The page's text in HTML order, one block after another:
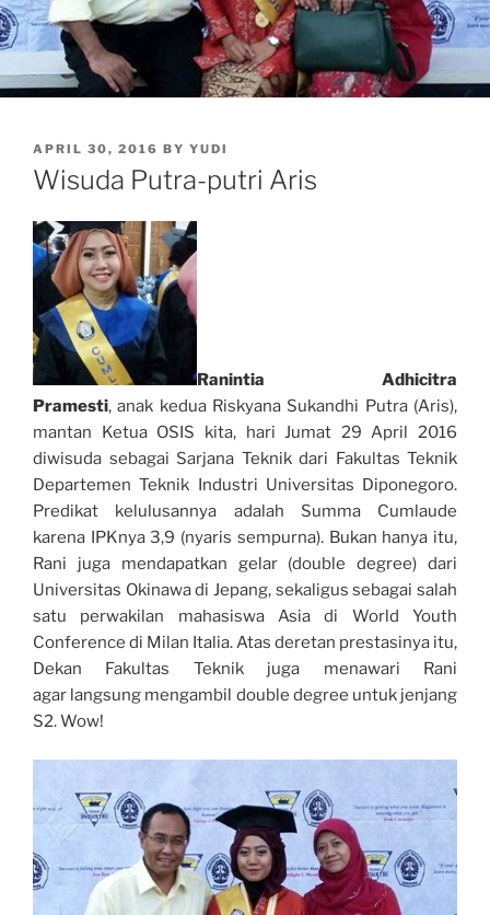
POSTED
ON
APRIL 30, 2016 BY YUDI
Wisuda Putra-putri Aris
Ranintia Adhicitra
Pramesti, anak kedua Riskyana Sukandhi Putra (Aris),
mantan Ketua OSIS kita, hari Jumat 29 April 2016
diwisuda sebagai Sarjana Teknik dari Fakultas Teknik
Departemen Teknik Industri Universitas Diponegoro.
Predikat kelulusannya adalah Summa Cumlaude
karena IPKnya 3,9 (nyaris sempurna). Bukan hanya itu,
Rani juga mendapatkan gelar (double degree) dari
Universitas Okinawa di Jepang, sekaligus sebagai salah
satu perwakilan mahasiswa Asia di World Youth
Conference di Milan Italia. Atas deretan prestasinya itu,
Dekan Fakultas Teknik juga menawari Rani
agar langsung mengambil double degree untuk jenjang
S2. Wow!